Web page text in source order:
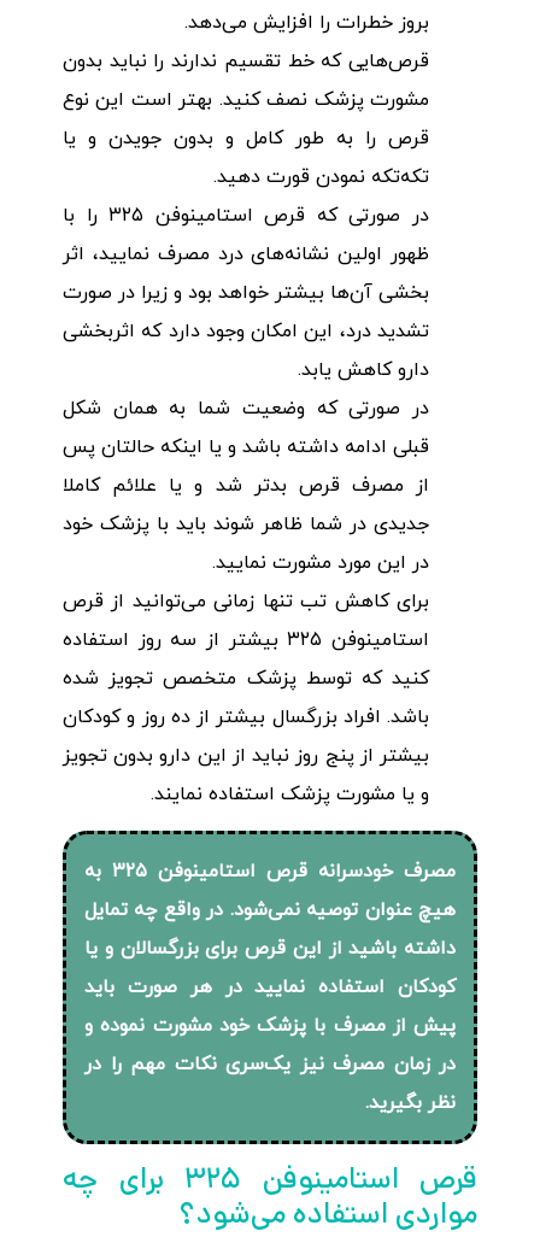
بروز خطرات را افزایش می‌دهد.
قرص‌هایی که خط تقسیم ندارند را نباید بدون
مشورت پزشک نصف کنید‌. بهتر است این نوع
قرص را به طور کامل و بدون جویدن و یا
تکه‌تکه نمودن قورت دهید.
در صورتی که قرص استامینوفن ۳۲۵ را با
ظهور اولین نشانه‌های درد مصرف نمایید، اثر
بخشی آن‌ها بیشتر خواهد بود و زیرا در صورت
تشدید درد، این امکان وجود دارد که اثربخشی
دارو کاهش یابد.
در صورتی که وضعیت شما به همان شکل
قبلی ادامه داشته باشد و یا اینکه حالتان پس
از مصرف قرص بدتر شد و یا علائم کاملا
جدیدی در شما ظاهر شوند باید با پزشک خود
در این مورد مشورت نمایید.
برای کاهش تب تنها زمانی می‌توانید از قرص
استامینوفن ۳۲۵ بیشتر از سه روز استفاده
کنید که توسط پزشک متخصص تجویز شده
باشد. افراد بزرگسال بیشتر از ده روز و کودکان
بیشتر از پنج روز نباید از این دارو بدون تجویز
و یا مشورت پزشک استفاده نمایند.
مصرف خودسرانه قرص استامینوفن ۳۲۵ به
هیچ عنوان توصیه نمی‌شود. در واقع چه تمایل
داشته باشید از این قرص برای بزرگسالان و یا
کودکان استفاده نمایید در هر صورت باید
پیش از مصرف با پزشک خود مشورت نموده و
در زمان مصرف نیز یک‌سری نکات مهم را در
نظر بگیرید.
قرص استامینوفن ۳۲۵ برای چه
مواردی استفاده می‌‌شود؟